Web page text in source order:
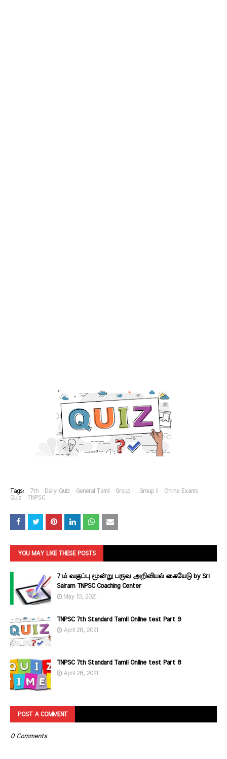
Tags: 7th Daily Quiz General Tamil Group I Group II
Online Exams
Quiz
TNPSC
YOU MAY LIKE THESE POSTS
7 ம் வகுப்பு மூன்று பருவ அறிவியல் கையேடு by Sri
Sairam TNPSC Coaching Center
May 10, 2021
TNPSC 7th Standard Tamil Online test Part 9
April 28, 2021
TNPSC 7th Standard Tamil Online test Part 8
April 28, 2021
POST A COMMENT
0 Comments